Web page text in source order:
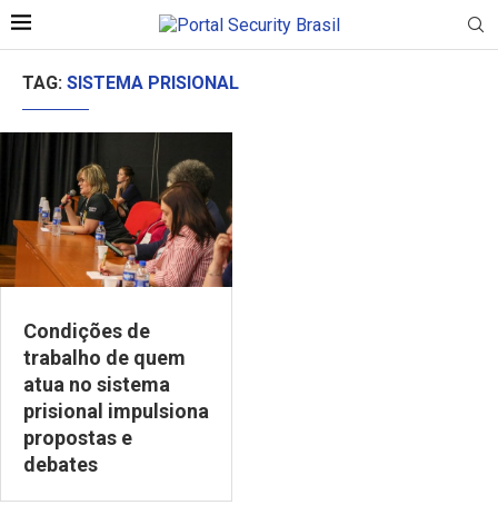
TAG: SISTEMA PRISIONAL
Condições de
trabalho de quem
atua no sistema
prisional impulsiona
propostas e
debates